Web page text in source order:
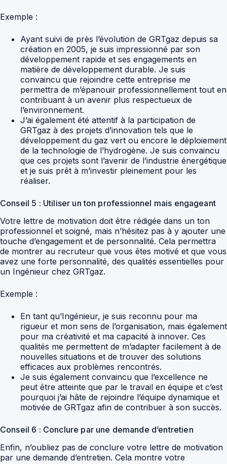
Exemple :
Ayant suivi de près l’évolution de GRTgaz depuis sa
création en 2005, je suis impressionné par son
développement rapide et ses engagements en
matière de développement durable. Je suis
convaincu que rejoindre cette entreprise me
permettra de m’épanouir professionnellement tout en
contribuant à un avenir plus respectueux de
l’environnement.
J’ai également été attentif à la participation de
GRTgaz à des projets d’innovation tels que le
développement du gaz vert ou encore le déploiement
de la technologie de l’hydrogène. Je suis convaincu
que ces projets sont l’avenir de l’industrie énergétique
et je suis prêt à m’investir pleinement pour les
réaliser.
Conseil 5 : Utiliser un ton professionnel mais engageant
Votre lettre de motivation doit être rédigée dans un ton
professionnel et soigné, mais n’hésitez pas à y ajouter une
touche d’engagement et de personnalité. Cela permettra
de montrer au recruteur que vous êtes motivé et que vous
avez une forte personnalité, des qualités essentielles pour
un Ingénieur chez GRTgaz.
Exemple :
En tant qu’Ingénieur, je suis reconnu pour ma
rigueur et mon sens de l’organisation, mais également
pour ma créativité et ma capacité à innover. Ces
qualités me permettent de m’adapter facilement à de
nouvelles situations et de trouver des solutions
efficaces aux problèmes rencontrés.
Je suis également convaincu que l’excellence ne
peut être atteinte que par le travail en équipe et c’est
pourquoi j’ai hâte de rejoindre l’équipe dynamique et
motivée de GRTgaz afin de contribuer à son succès.
Conseil 6 : Conclure par une demande d’entretien
Enfin, n’oubliez pas de conclure votre lettre de motivation
par une demande d’entretien. Cela montre votre